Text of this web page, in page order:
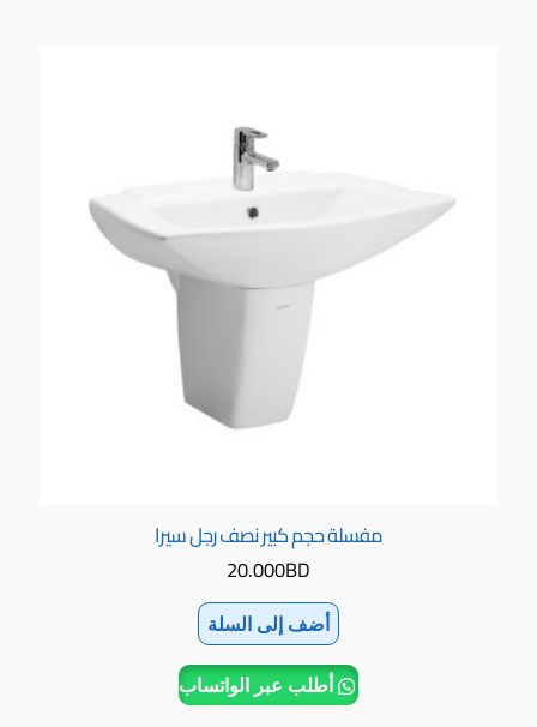
مفسلة حجم كبير نصف رجل سيرا
20.000BD
أضف إلى السلة
أطلب عبر الواتساب